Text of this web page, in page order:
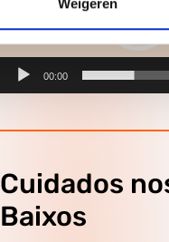
00:00
Cuidados
Baixos